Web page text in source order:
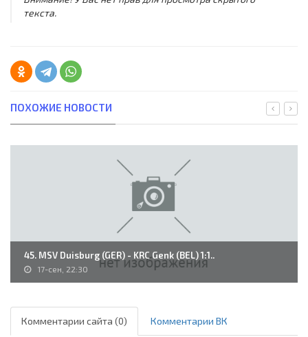
текста.
ПОХОЖИЕ НОВОСТИ
45. MSV Duisburg (GER) - KRC Genk (BEL) 1:1..
17-сен, 22:30
Комментарии сайта (0) Комментарии ВК